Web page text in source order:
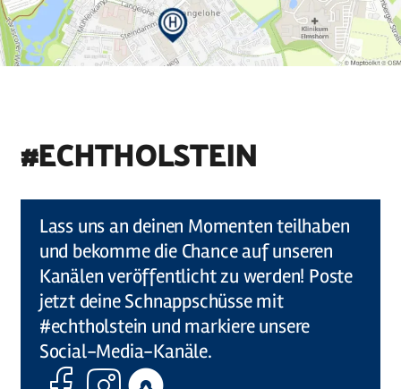
#ECHTHOLSTEIN
Lass uns an deinen Momenten teilhaben
und bekomme die Chance auf unseren
Kanälen veröffentlicht zu werden! Poste
jetzt deine Schnappschüsse mit
#echtholstein und markiere unsere
Social-Media-Kanäle.
FacebookInstagram
Komoot